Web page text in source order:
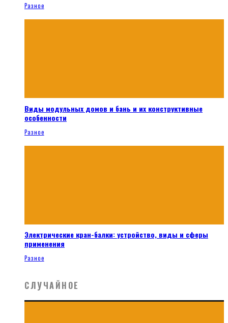
Разное
Виды модульных домов и бань и их конструктивные
особенности
Разное
Электрические кран-балки: устройство, виды и сферы
применения
Разное
СЛУЧАЙНОЕ